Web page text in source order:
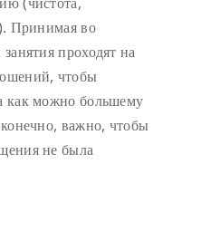
Принимая во
проходят на
чтобы
как можно большему
важно, чтобы
не была